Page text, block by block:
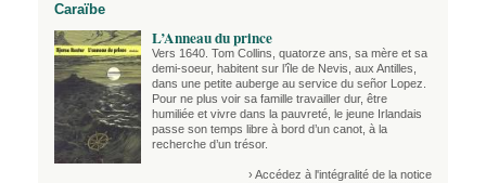
Caraïbe
L’Anneau du prince
Vers 1640. Tom Collins, quatorze ans, sa mère et sa
demi-soeur, habitent sur l’île de Nevis, aux Antilles,
dans une petite auberge au service du señor Lopez.
Pour ne plus voir sa famille travailler dur, être
humiliée et vivre dans la pauvreté, le jeune Irlandais
passe son temps libre à bord d’un canot, à la
recherche d’un trésor.
› Accédez à l'intégralité de la notice